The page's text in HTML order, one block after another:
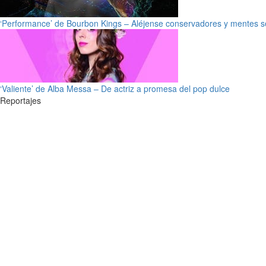
‘Performance’ de Bourbon Kings – Aléjense conservadores y mentes
‘Valiente’ de Alba Messa – De actriz a promesa del pop dulce
Reportajes